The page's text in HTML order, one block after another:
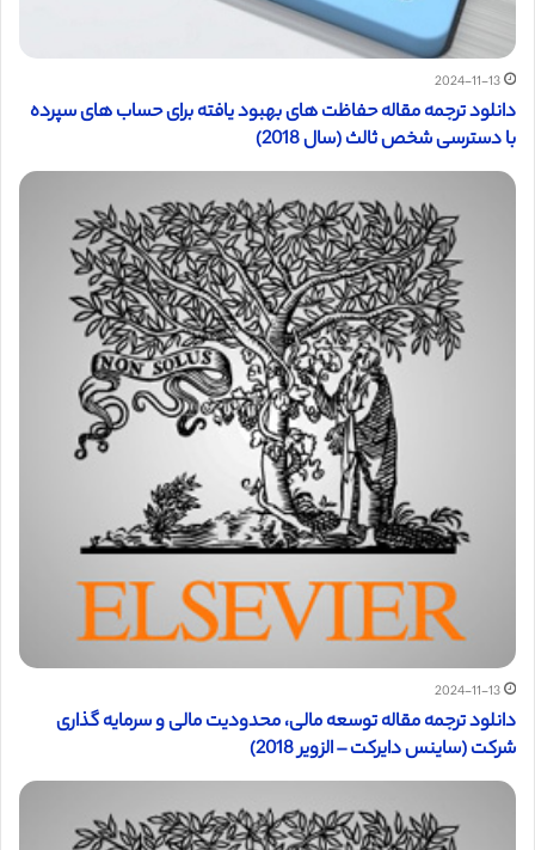
2024-11-13
دانلود ترجمه مقاله حفاظت های بهبود یافته برای حساب های سپرده
با دسترسی شخص ثالث (سال 2018)
2024-11-13
دانلود ترجمه مقاله توسعه مالی، محدودیت مالی و سرمایه گذاری
شرکت (ساینس دایرکت – الزویر 2018)